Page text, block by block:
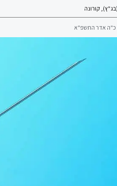
, קורונה
כ"ה אדר התשפ"א